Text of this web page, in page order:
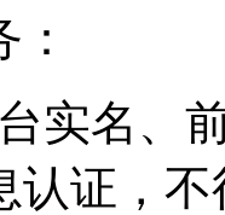
台实名、
认证，